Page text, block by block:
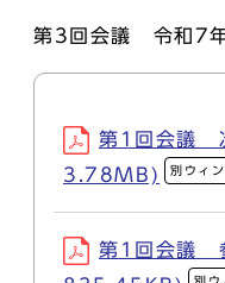
第3回会議 令和7
第1回会議
3.78MB)
別ウィ
第1回会議
別ウ